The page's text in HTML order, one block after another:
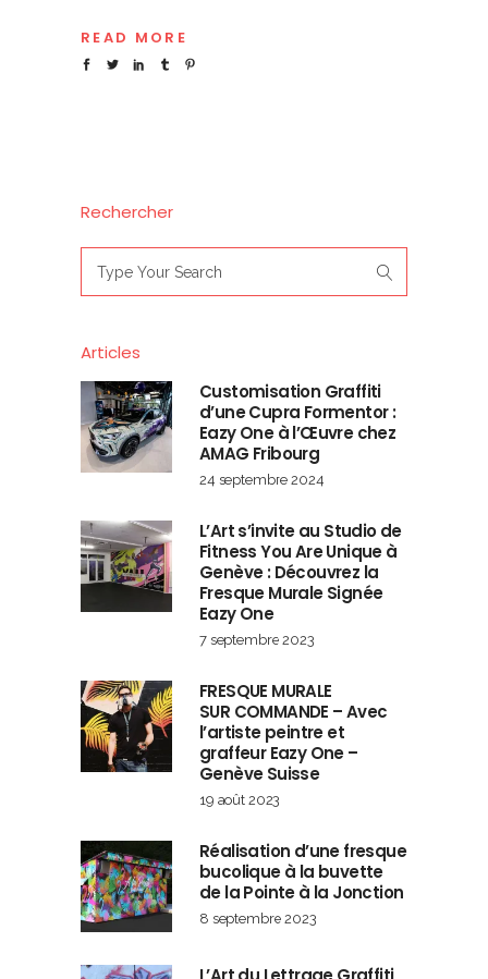
READ MORE
Rechercher
for:
Articles
Customisation Graffiti
d’une Cupra Formentor :
Eazy One à l’Œuvre chez
AMAG Fribourg
24 septembre 2024
L’Art s’invite au Studio de
Fitness You Are Unique à
Genève : Découvrez la
Fresque Murale Signée
Eazy One
7 septembre 2023
FRESQUE MURALE
SUR COMMANDE – Avec
l’artiste peintre et
graffeur Eazy One –
Genève Suisse
19 août 2023
Réalisation d’une fresque
bucolique à la buvette
de la Pointe à la Jonction
8 septembre 2023